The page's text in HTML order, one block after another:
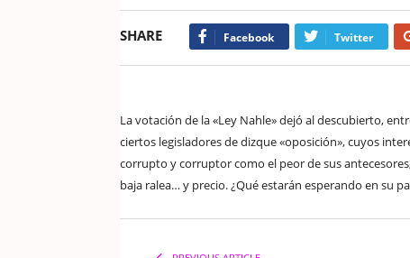
SHARE Facebook Twitter
La votación de la «Ley Nahle» dejó al descubierto,
ciertos legisladores de dizque «oposición», cuyos
corrupto y corruptor como el peor de sus
baja ralea… y precio. ¿Qué estarán esperando en su